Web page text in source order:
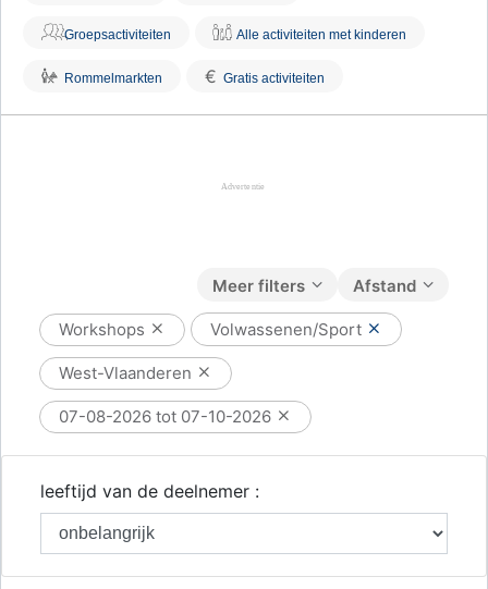
Groepsactiviteiten Alle activiteiten met kinderen
Rommelmarkten € Gratis activiteiten
Afstand
Meer filters
Workshops Volwassenen/Sport
West-Vlaanderen
07-08-2026 tot 07-10-2026
leeftijd van de deelnemer :